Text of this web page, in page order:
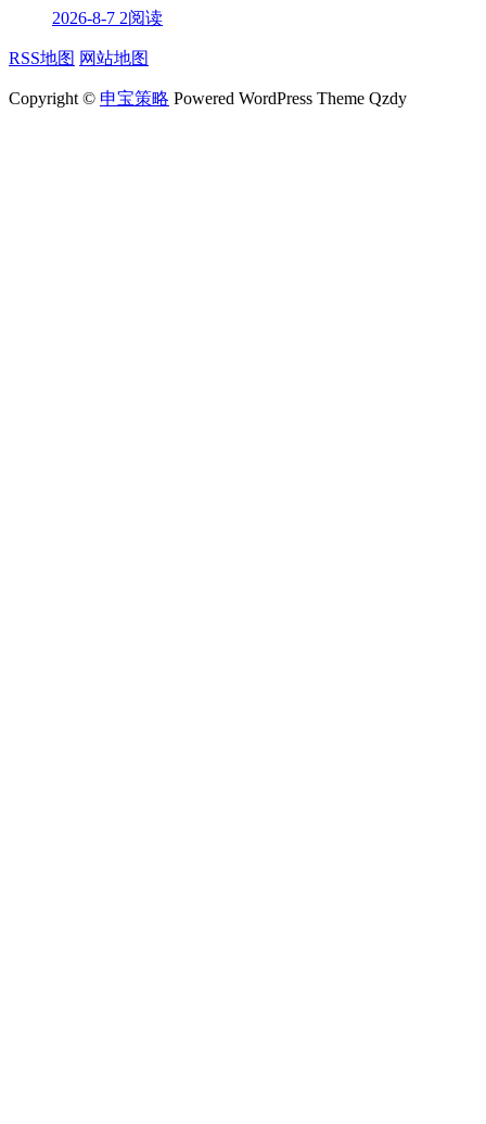
2026-8-7 2阅读
RSS地图 网站地图
Copyright © 申宝策略 Powered WordPress Theme Qzdy